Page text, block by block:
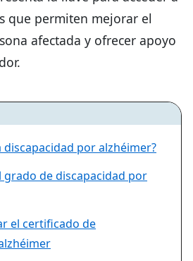
que permiten mejorar el
afectada y ofrecer apoyo
discapacidad por alzhéimer?
grado de discapacidad por
el certificado de